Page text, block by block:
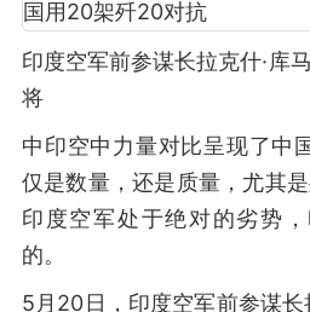
印度空军前参谋长拉克什·库
将
中印空中力量对比呈现了中
仅是数量，还是质量，尤其
印度空军处于绝对的劣势
的。
5月20日，印度空军前参谋长